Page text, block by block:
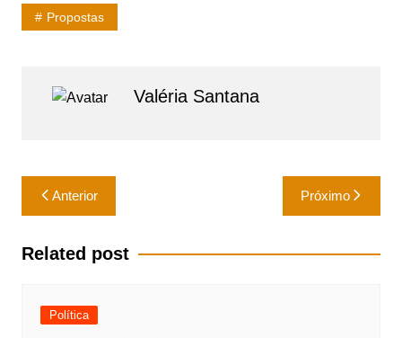
s
A
p
e
b
o
Propostas
Valéria Santana
Navegação
de
Post
Anterior Próximo
Related post
Política